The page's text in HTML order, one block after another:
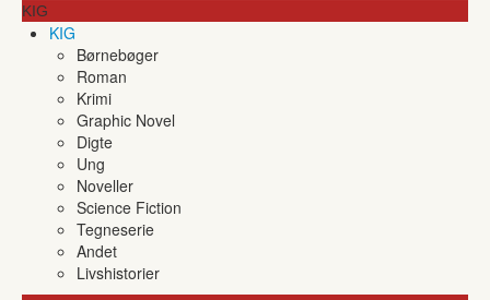
KIG
KIG
Børnebøger
Roman
Krimi
Graphic Novel
Digte
Ung
Noveller
Science Fiction
Tegneserie
Andet
Livshistorier